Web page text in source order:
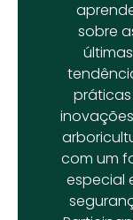
sobre
últimas
práticas
com um
especial